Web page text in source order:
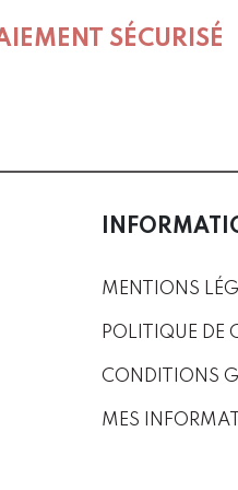
SÉCURISÉ
MENTIONS
POLITIQUE DE
CONDITIONS
MES